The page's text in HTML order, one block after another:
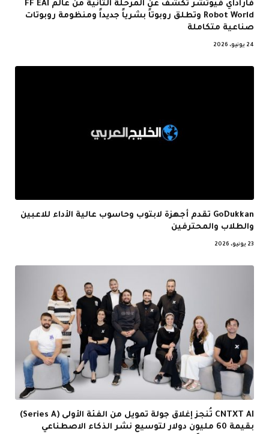
فاراداي فيوتشر تكشف عن المرحلة الثانية من عالم FF EAI
Robot World وتطلق روبوتاً بشرياً جديداً ومنظومة روبوتات
صناعية متكاملة
24 يونيو، 2026
GoDukkan تقدم أجهزة لابتوب وحاسوب عالية الأداء للاعبين
والطلاب والمحترفين
23 يونيو، 2026
CNTXT AI تُنجز إغلاق جولة تمويل من الفئة الأولى (Series A)
بقيمة 60 مليون دولار لتوسيع نشر الذكاء الاصطناعي